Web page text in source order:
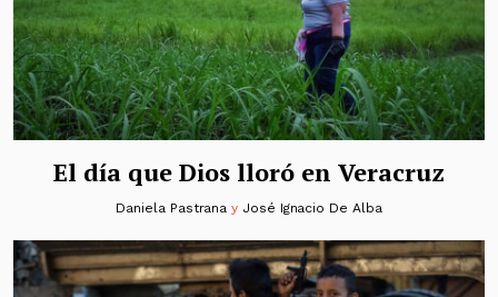
El día que Dios lloró en Veracruz
Daniela Pastrana y José Ignacio De Alba